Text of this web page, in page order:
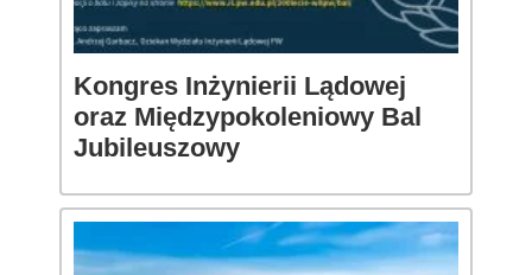
Kongres Inżynierii Lądowej
oraz Międzypokoleniowy Bal
Jubileuszowy